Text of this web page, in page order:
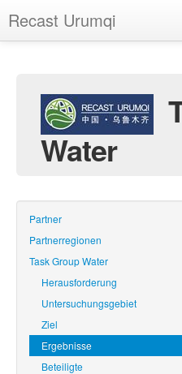
Recast Urumqi
Dokumentation
Termine
Links
Sitemap
Impressum
Water
Partner
Partnerregionen
Task Group Water
Herausforderung
Untersuchungsgebiet
Ziel
Ergebnisse
Beteiligte